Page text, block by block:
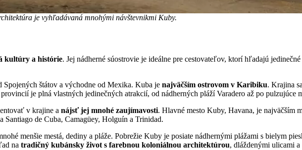
je vyhľadávaná mnohými návštevnikmi Kuby.
kultúry a histórie. Jej nádherné súostrovie je ideálne pre cestovateľov, ktorí hľadajú
štátov a východne od Mexika. Kuba je najväčším ostrovom v Karibiku. Krajina
je plná vlastných jedinečných atrakcií, od nádherných pláží Varadero až po pulzujúce
v krajine a nájsť jej mnohé zaujímavosti. Hlavné mesto Kuby, Havana, je najväčším
de Cuba, Camagüey, Holguín a Trinidad.
menšie mestá, dediny a pláže. Pobrežie Kuby je posiate nádhernými plážami s bielym
na tradičný kubánsky život s farebnou koloniálnou architektúrou, dláždenými ulicami